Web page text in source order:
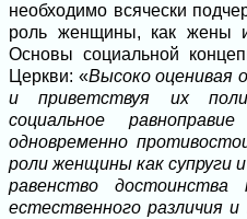
необходимо всячески
роль женщины, как жены
Основы социальной
Церкви: «Высоко оценивая
и приветствуя их
социальное
одновременно
роли женщины как супруги
равенство
естественного различия